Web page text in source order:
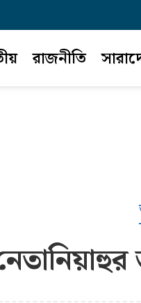
রাজনীতি